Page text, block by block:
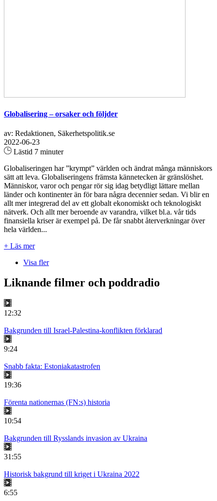
Globalisering – orsaker och följder
av: Redaktionen, Säkerhetspolitik.se
2022-06-23
Lästid 7 minuter
Globaliseringen har ”krympt” världen och ändrat många människors
sätt att leva. Globaliseringens främsta kännetecken är gränslöshet.
Människor, varor och pengar rör sig idag betydligt lättare mellan
länder och kontinenter än för bara några decennier sedan. Vi blir en
allt mer integrerad del av ett globalt ekonomiskt och teknologiskt
nätverk. Och allt mer beroende av varandra, vilket bl.a. vår tids
finansiella kriser är exempel på. De får snabbt återverkningar över
hela världen...
+ Läs mer
Visa fler
Liknande filmer och poddradio
12:32
Bakgrunden till Israel-Palestina-konflikten förklarad
9:24
Snabb fakta: Estoniakatastrofen
19:36
Förenta nationernas (FN:s) historia
10:54
Bakgrunden till Rysslands invasion av Ukraina
31:55
Historisk bakgrund till kriget i Ukraina 2022
6:55